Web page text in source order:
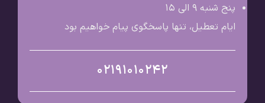
پنج شنبه 9 الی ۱۵
ایام تعطیل، تنها پاسخگوی پیام خواهیم بود
02191010242